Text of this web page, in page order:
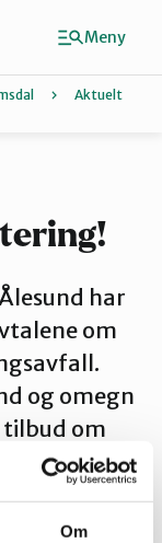
Om
Aktuelt
har
om
og omegn
om
andre
enn